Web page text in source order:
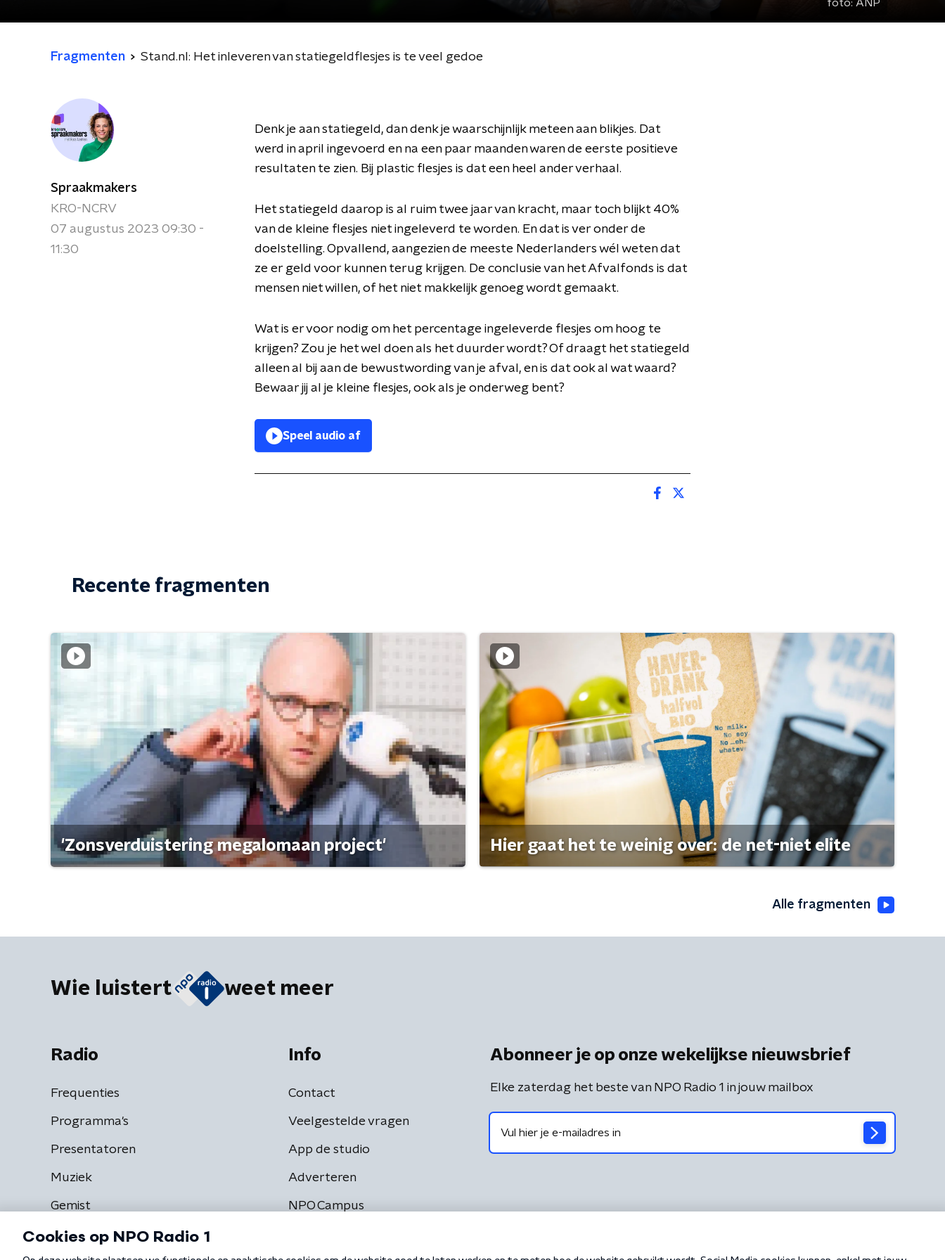
foto: ANP
Fragmenten Stand.nl: Het inleveren van statiegeldflesjes is te veel gedoe
Spraakmakers
KRO-NCRV
07 augustus 2023 09:30 -
11:30
Denk je aan statiegeld, dan denk je waarschijnlijk meteen aan blikjes. Dat
werd in april ingevoerd en na een paar maanden waren de eerste positieve
resultaten te zien. Bij plastic flesjes is dat een heel ander verhaal.
Het statiegeld daarop is al ruim twee jaar van kracht, maar toch blijkt 40%
van de kleine flesjes niet ingeleverd te worden. En dat is ver onder de
doelstelling. Opvallend, aangezien de meeste Nederlanders wél weten dat
ze er geld voor kunnen terug krijgen. De conclusie van het Afvalfonds is dat
mensen niet willen, of het niet makkelijk genoeg wordt gemaakt.
Wat is er voor nodig om het percentage ingeleverde flesjes om hoog te
krijgen? Zou je het wel doen als het duurder wordt? Of draagt het statiegeld
alleen al bij aan de bewustwording van je afval, en is dat ook al wat waard?
Bewaar jij al je kleine flesjes, ook als je onderweg bent?
Speel audio af
Recente fragmenten
'Zonsverduistering megalomaan project' Hier gaat het te weinig over: de net-niet elite
Alle fragmenten
Wie luistert weet meer
Radio
Frequenties
Programma's
Presentatoren
Muziek
Gemist
Info
Contact
Veelgestelde vragen
App de studio
Adverteren
NPO Campus
Abonneer je op onze wekelijkse nieuwsbrief
Elke zaterdag het beste van NPO Radio 1 in jouw mailbox